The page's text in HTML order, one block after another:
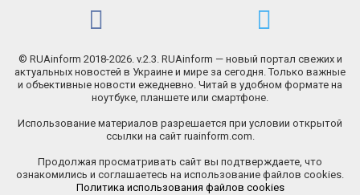
© RUAinform 2018-2026. v.2.3. RUAinform — новый портал свежих и
актуальных новостей в Украине и мире за сегодня. Только важные
и объективные новости ежедневно. Читай в удобном формате на
ноутбуке, планшете или смартфоне.
Использование материалов разрешается при условии открытой
ссылки на сайт ruainform.com.
Продолжая просматривать сайт вы подтверждаете, что
ознакомились и соглашаетесь на использование файлов cookies.
Политика использования файлов cookies